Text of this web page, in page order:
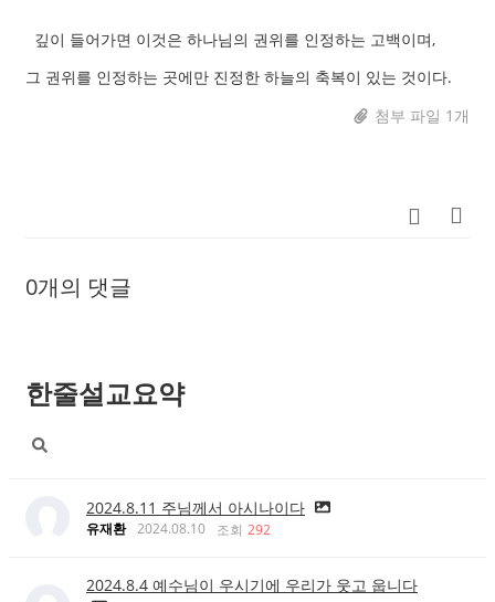
깊이 들어가면 이것은 하나님의 권위를 인정하는 고백이며,
그 권위를 인정하는 곳에만 진정한 하늘의 축복이 있는 것이다.
첨부 파일 1개
0개의 댓글
한줄설교요약
2024.8.11 주님께서 아시나이다
유재환 2024.08.10 조회 292
2024.8.4 예수님이 우시기에 우리가 웃고 웁니다